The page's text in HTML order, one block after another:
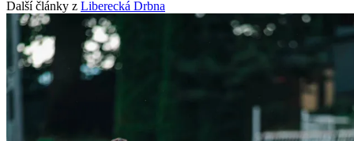
Další články z Liberecká Drbna